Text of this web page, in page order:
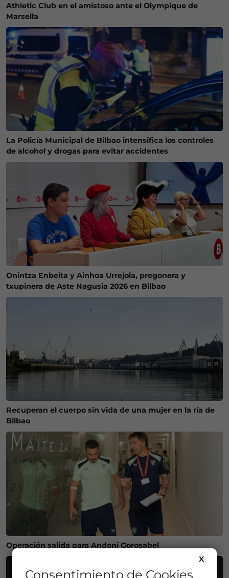
Athletic Club en el amistoso ante el Olympique de
Marsella
La Policía Municipal de Bilbao intensifica los controles
de alcohol y drogas para evitar accidentes
Onintza Enbeita y Ainhoa Urrejola, pregonera y
txupinera de Aste Nagusia 2026 en Bilbao
Recuperan el cuerpo sin vida de una mujer en la ría de
Bilbao
Operación salida para Andoni Gorosabel
X
Consentimiento de Cookies